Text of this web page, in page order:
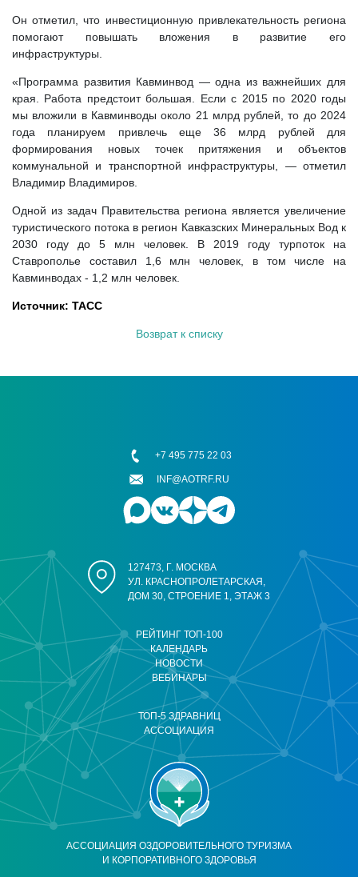
Он отметил, что инвестиционную привлекательность региона
помогают повышать вложения в развитие его
инфраструктуры.
«Программа развития Кавминвод — одна из важнейших для
края. Работа предстоит большая. Если с 2015 по 2020 годы
мы вложили в Кавминводы около 21 млрд рублей, то до 2024
года планируем привлечь еще 36 млрд рублей для
формирования новых точек притяжения и объектов
коммунальной и транспортной инфраструктуры, — отметил
Владимир Владимиров.
Одной из задач Правительства региона является увеличение
туристического потока в регион Кавказских Минеральных Вод к
2030 году до 5 млн человек. В 2019 году турпоток на
Ставрополье составил 1,6 млн человек, в том числе на
Кавминводах - 1,2 млн человек.
Источник: ТАСС
Возврат к списку
АССОЦИАЦИЯ ОЗДОРОВИТЕЛЬНОГО ТУРИЗМА
И КОРПОРАТИВНОГО ЗДОРОВЬЯ
РЕЙТИНГ ТОП-100
КАЛЕНДАРЬ
НОВОСТИ
ВЕБИНАРЫ
ТОП-5 ЗДРАВНИЦ
АССОЦИАЦИЯ
127473, Г. МОСКВА
УЛ. КРАСНОПРОЛЕТАРСКАЯ,
ДОМ 30, СТРОЕНИЕ 1, ЭТАЖ 3
+7 495 775 22 03
INF@AOTRF.RU